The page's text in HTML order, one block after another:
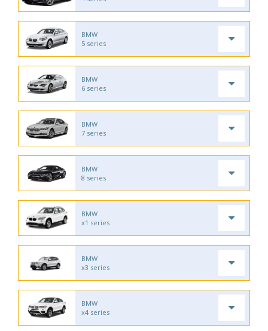
BMW
5 series
BMW
6 series
BMW
7 series
BMW
8 series
BMW
x1 series
BMW
x3 series
BMW
x4 series